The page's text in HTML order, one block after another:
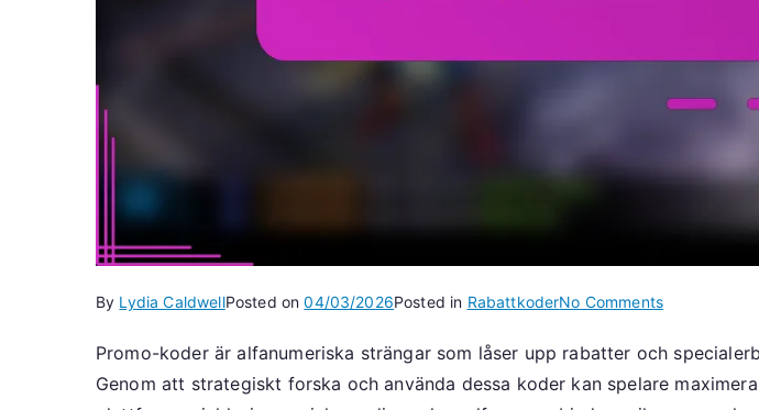
By Lydia CaldwellPosted on04/03/2026Posted in RabattkoderNo Commentson
kodinsikter:
Promo
Promo-koder är alfanumeriska strängar som låser upp rabatter och
Genom att strategiskt forska och använda dessa koder kan spelare